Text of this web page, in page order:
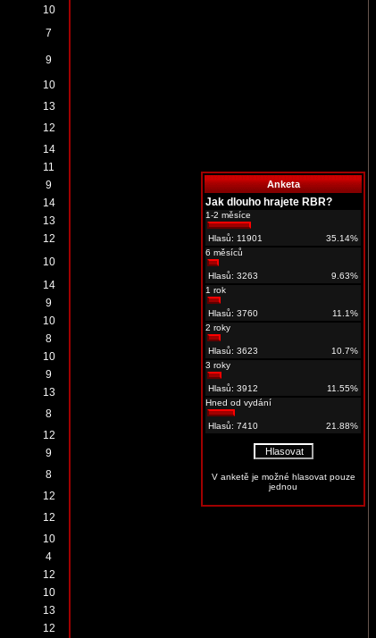
Anketa
Jak dlouho hrajete RBR?
1-2 měsíce
Hlasů: 11901
35.14%
6 měsíců
Hlasů: 3263
9.63%
1 rok
Hlasů: 3760
11.1%
2 roky
Hlasů: 3623
10.7%
3 roky
Hlasů: 3912
11.55%
Hned od vydání
Hlasů: 7410 21.88%
V anketě je možné hlasovat pouze
jednou
10
7
9
10
13
12
14
11
9
14
13
12
10
14
9
10
8
10
9
13
8
12
9
8
12
12
10
4
12
10
13
12